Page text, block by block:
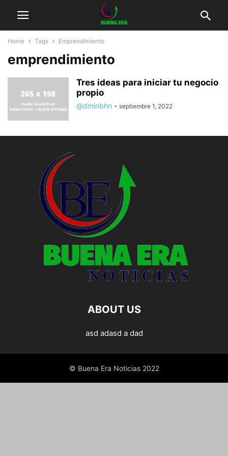
Home Tags Emprendimiento
emprendimiento
Tres ideas para iniciar tu negocio
propio
@dminbhn - septiembre 1, 2022
ABOUT US
asd adasd a dad
© Buena Era Noticias 2022